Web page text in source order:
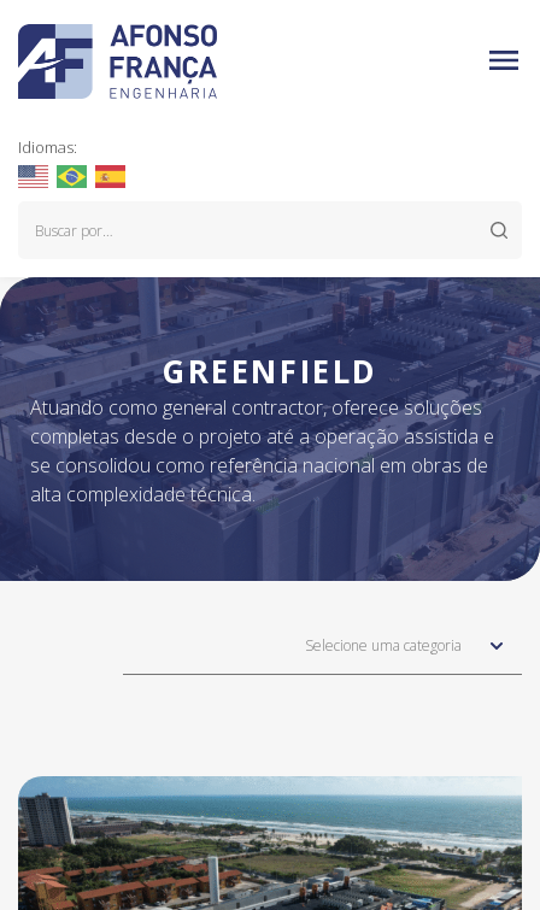
Idiomas:
GREENFIELD
Atuando como general contractor, oferece soluções
completas desde o projeto até a operação assistida e
se consolidou como referência nacional em obras de
alta complexidade técnica.
Selecione uma categoria